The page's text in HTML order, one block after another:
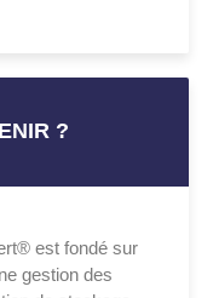
?
est fondé sur
gestion des